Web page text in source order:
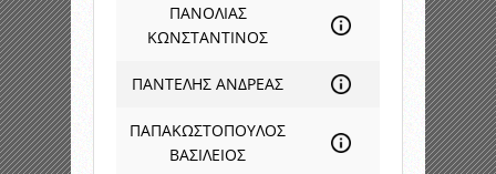
ΠΑΝΟΛΙΑΣ
ΚΩΝΣΤΑΝΤΙΝΟΣ
ΠΑΝΤΕΛΗΣ ΑΝΔΡΕΑΣ
ΠΑΠΑΚΩΣΤΟΠΟΥΛΟΣ
ΒΑΣΙΛΕΙΟΣ